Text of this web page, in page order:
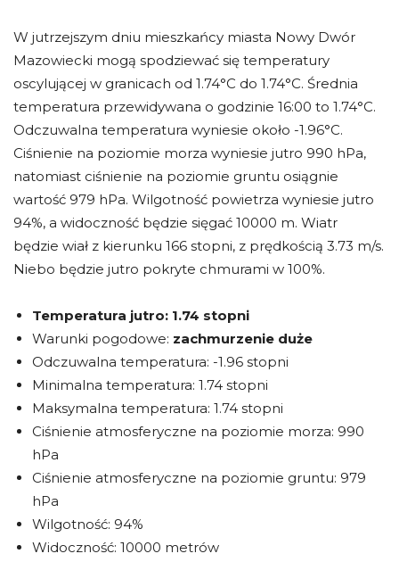
W jutrzejszym dniu mieszkańcy miasta Nowy Dwór
Mazowiecki mogą spodziewać się temperatury
oscylującej w granicach od 1.74°C do 1.74°C. Średnia
temperatura przewidywana o godzinie 16:00 to 1.74°C.
Odczuwalna temperatura wyniesie około -1.96°C.
Ciśnienie na poziomie morza wyniesie jutro 990 hPa,
natomiast ciśnienie na poziomie gruntu osiągnie
wartość 979 hPa. Wilgotność powietrza wyniesie jutro
94%, a widoczność będzie sięgać 10000 m. Wiatr
będzie wiał z kierunku 166 stopni, z prędkością 3.73 m/s.
Niebo będzie jutro pokryte chmurami w 100%.
Temperatura jutro: 1.74 stopni
Warunki pogodowe: zachmurzenie duże
Odczuwalna temperatura: -1.96 stopni
Minimalna temperatura: 1.74 stopni
Maksymalna temperatura: 1.74 stopni
Ciśnienie atmosferyczne na poziomie morza: 990
hPa
Ciśnienie atmosferyczne na poziomie gruntu: 979
hPa
Wilgotność: 94%
Widoczność: 10000 metrów